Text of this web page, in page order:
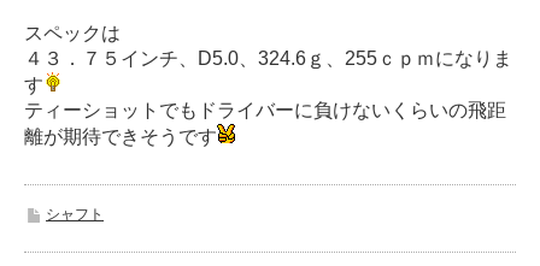
スペックは
４３．７５インチ、D5.0、324.6ｇ、255ｃｐｍになりま
す
ティーショットでもドライバーに負けないくらいの飛距
離が期待できそうです
シャフト